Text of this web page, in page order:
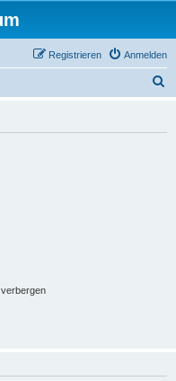
Anmelden
Registrieren